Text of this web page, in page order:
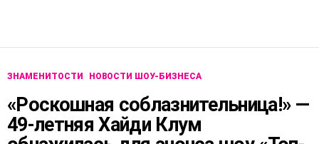
ЗНАМЕНИТОСТИ НОВОСТИ ШОУ-БИЗНЕСА
«Роскошная соблазнительница!» —
49-летняя Хайди Клум